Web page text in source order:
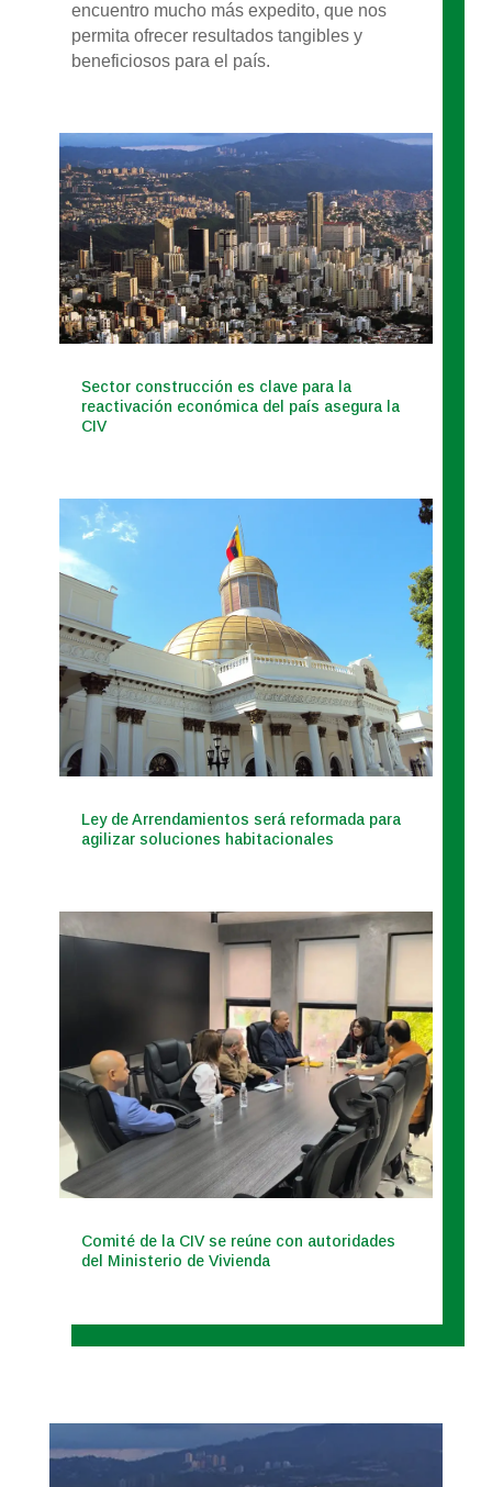
encuentro mucho más expedito, que nos
permita ofrecer resultados tangibles y
beneficiosos para el país.
Sector construcción es clave para la
reactivación económica del país asegura la
CIV
Ley de Arrendamientos será reformada para
agilizar soluciones habitacionales
Comité de la CIV se reúne con autoridades
del Ministerio de Vivienda